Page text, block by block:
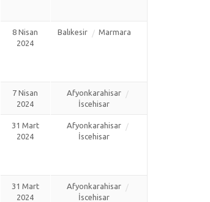
8 Nisan
2024
Balıkesir Marmara
7 Nisan
2024
Afyonkarahisar
İscehisar
31 Mart
2024
Afyonkarahisar
İscehisar
31 Mart
2024
Afyonkarahisar
İscehisar